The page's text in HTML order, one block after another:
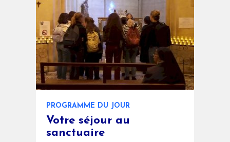
PROGRAMME DU JOUR
Votre séjour au
sanctuaire